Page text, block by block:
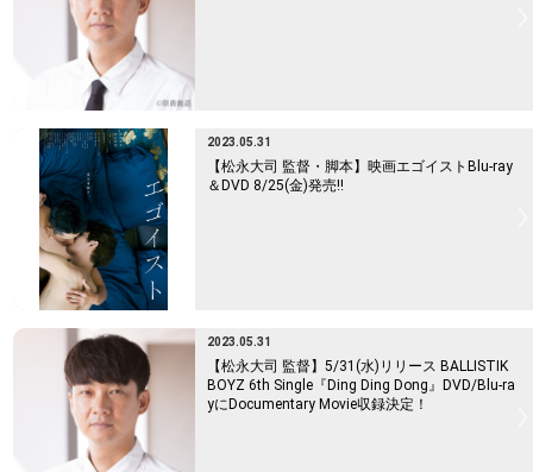
2023.05.31
【松永大司 監督・脚本】映画エゴイストBlu-ray
＆DVD 8/25(金)発売!!
2023.05.31
【松永大司 監督】5/31(水)リリース BALLISTIK
BOYZ 6th Single『Ding Ding Dong』DVD/Blu-ra
yにDocumentary Movie収録決定！